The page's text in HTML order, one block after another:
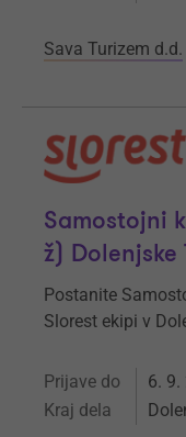
Sava Turizem d.d.
Samostojni
ž) Dolenjske
Postanite
Slorest ekipi v
Prijave do 6. 9.
Kraj dela